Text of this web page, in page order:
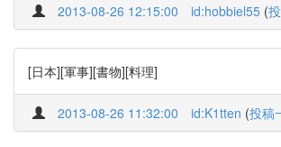
2013-08-26 12:15:00 id:hobbiel55 (
[日本][軍事][書物][料理]
2013-08-26 11:32:00 id:K1tten (投稿